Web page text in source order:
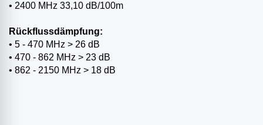
• 2400 MHz 33,10 dB/100m
Rückflussdämpfung:
• 5 - 470 MHz > 26 dB
• 470 - 862 MHz > 23 dB
• 862 - 2150 MHz > 18 dB